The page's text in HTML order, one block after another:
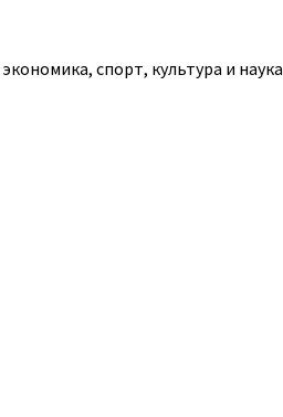
спорт, культура и наука